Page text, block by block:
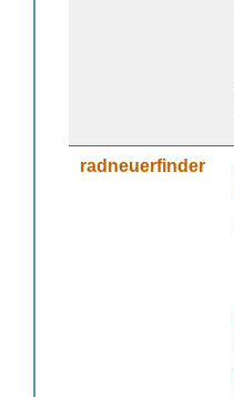
radneuerfinder